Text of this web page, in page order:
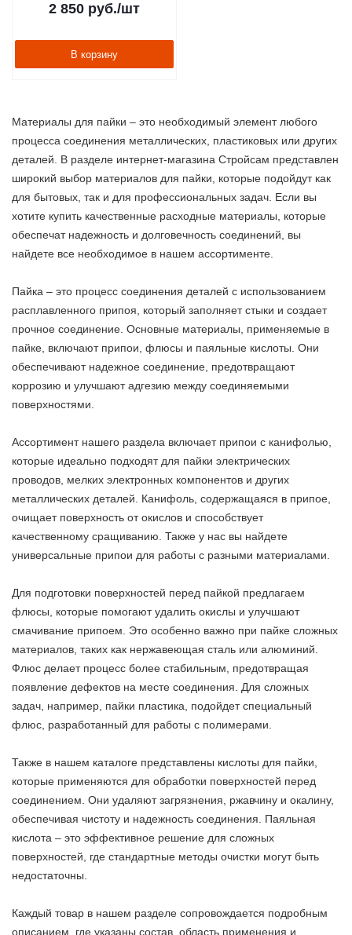
2 850 руб./шт
В корзину
Материалы для пайки – это необходимый элемент любого
процесса соединения металлических, пластиковых или других
деталей. В разделе интернет-магазина Стройсам представлен
широкий выбор материалов для пайки, которые подойдут как
для бытовых, так и для профессиональных задач. Если вы
хотите купить качественные расходные материалы, которые
обеспечат надежность и долговечность соединений, вы
найдете все необходимое в нашем ассортименте.
Пайка – это процесс соединения деталей с использованием
расплавленного припоя, который заполняет стыки и создает
прочное соединение. Основные материалы, применяемые в
пайке, включают припои, флюсы и паяльные кислоты. Они
обеспечивают надежное соединение, предотвращают
коррозию и улучшают адгезию между соединяемыми
поверхностями.
Ассортимент нашего раздела включает припои с канифолью,
которые идеально подходят для пайки электрических
проводов, мелких электронных компонентов и других
металлических деталей. Канифоль, содержащаяся в припое,
очищает поверхность от окислов и способствует
качественному сращиванию. Также у нас вы найдете
универсальные припои для работы с разными материалами.
Для подготовки поверхностей перед пайкой предлагаем
флюсы, которые помогают удалить окислы и улучшают
смачивание припоем. Это особенно важно при пайке сложных
материалов, таких как нержавеющая сталь или алюминий.
Флюс делает процесс более стабильным, предотвращая
появление дефектов на месте соединения. Для сложных
задач, например, пайки пластика, подойдет специальный
флюс, разработанный для работы с полимерами.
Также в нашем каталоге представлены кислоты для пайки,
которые применяются для обработки поверхностей перед
соединением. Они удаляют загрязнения, ржавчину и окалину,
обеспечивая чистоту и надежность соединения. Паяльная
кислота – это эффективное решение для сложных
поверхностей, где стандартные методы очистки могут быть
недостаточны.
Каждый товар в нашем разделе сопровождается подробным
описанием, где указаны состав, область применения и